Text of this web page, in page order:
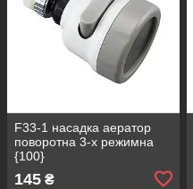
F33-1 насадка аератор
поворотна 3-х режимна
{100}
145 ₴